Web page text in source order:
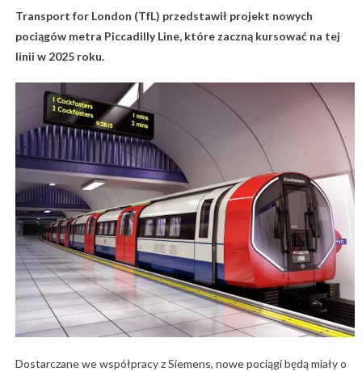
Transport for London (TfL) przedstawił projekt nowych
pociągów metra Piccadilly Line, które zaczną kursować na tej
linii w 2025 roku.
Dostarczane we współpracy z Siemens, nowe pociągi będą miały o